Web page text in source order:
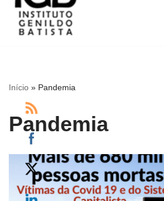
Início » Pandemia
Pandemia